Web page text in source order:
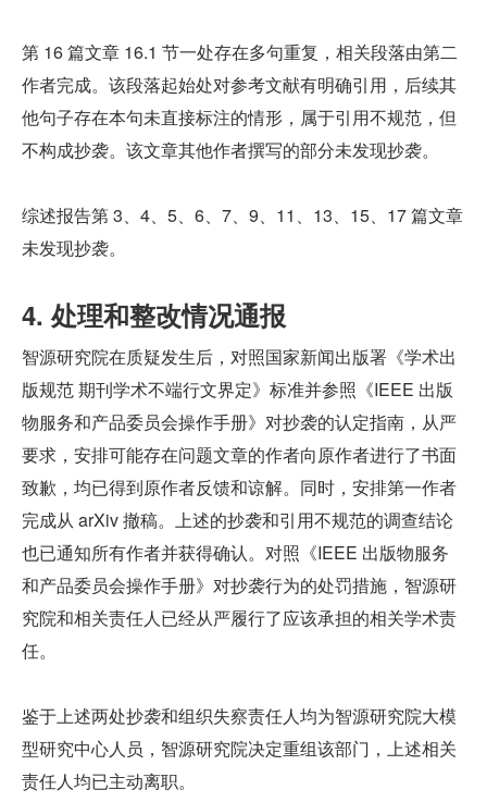
第 16 篇文章 16.1 节一处存在多句重复，相关段落由第二
作者完成。该段落起始处对参考文献有明确引用，后续其
他句子存在本句未直接标注的情形，属于引用不规范，但
不构成抄袭。该文章其他作者撰写的部分未发现抄袭。
综述报告第 3、4、5、6、7、9、11、13、15、17 篇文章
未发现抄袭。
4. 处理和整改情况通报
智源研究院在质疑发生后，对照国家新闻出版署《学术出
版规范 期刊学术不端行文界定》标准并参照《IEEE 出版
物服务和产品委员会操作手册》对抄袭的认定指南，从严
要求，安排可能存在问题文章的作者向原作者进行了书面
致歉，均已得到原作者反馈和谅解。同时，安排第一作者
完成从 arXiv 撤稿。上述的抄袭和引用不规范的调查结论
也已通知所有作者并获得确认。对照《IEEE 出版物服务
和产品委员会操作手册》对抄袭行为的处罚措施，智源研
究院和相关责任人已经从严履行了应该承担的相关学术责
任。
鉴于上述两处抄袭和组织失察责任人均为智源研究院大模
型研究中心人员，智源研究院决定重组该部门，上述相关
责任人均已主动离职。